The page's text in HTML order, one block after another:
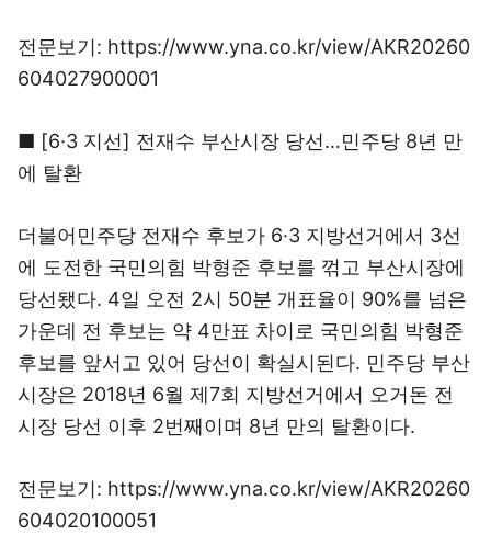
전문보기: https://www.yna.co.kr/view/AKR20260
604027900001
■ [6·3 지선] 전재수 부산시장 당선…민주당 8년 만
에 탈환
더불어민주당 전재수 후보가 6·3 지방선거에서 3선
에 도전한 국민의힘 박형준 후보를 꺾고 부산시장에
당선됐다. 4일 오전 2시 50분 개표율이 90%를 넘은
가운데 전 후보는 약 4만표 차이로 국민의힘 박형준
후보를 앞서고 있어 당선이 확실시된다. 민주당 부산
시장은 2018년 6월 제7회 지방선거에서 오거돈 전
시장 당선 이후 2번째이며 8년 만의 탈환이다.
전문보기: https://www.yna.co.kr/view/AKR20260
604020100051